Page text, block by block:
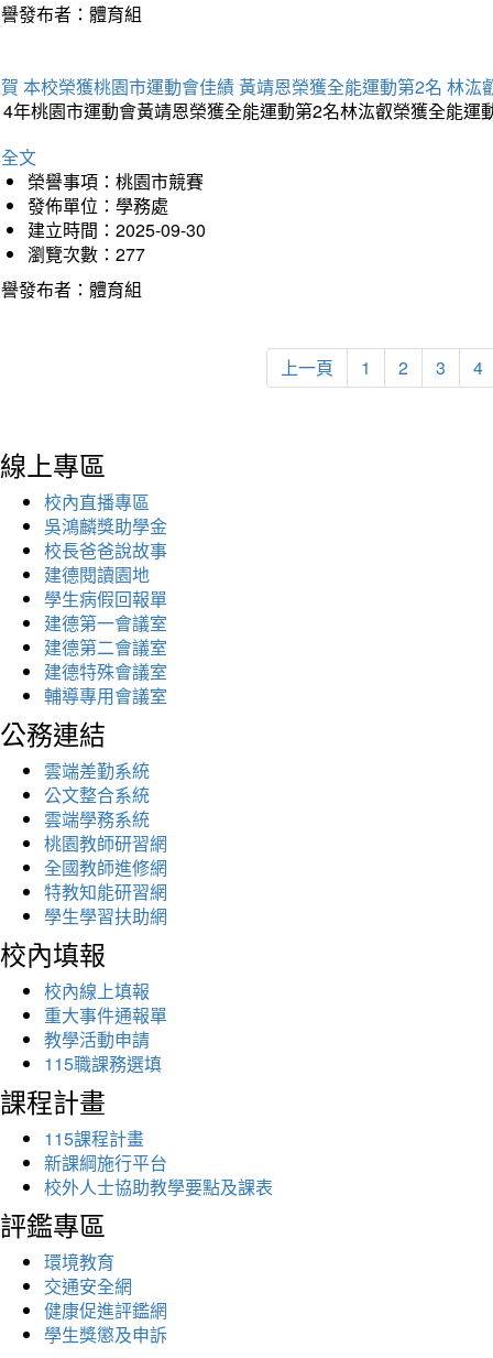
發布者：體育組
本校榮獲桃園市運動會佳績 黃靖恩榮獲全能運動第2名 林汯
年桃園市運動會黃靖恩榮獲全能運動第2名林汯叡榮獲全能運
文
榮譽事項：桃園市競賽
發佈單位：學務處
建立時間：2025-09-30
瀏覽次數：277
發布者：體育組
上一頁 1 2 3 4
線上專區
校內直播專區
吳鴻麟獎助學金
校長爸爸說故事
建德閱讀園地
學生病假回報單
建德第一會議室
建德第二會議室
建德特殊會議室
輔導專用會議室
公務連結
雲端差勤系統
公文整合系統
雲端學務系統
桃園教師研習網
全國教師進修網
特教知能研習網
學生學習扶助網
校內填報
校內線上填報
重大事件通報單
教學活動申請
115職課務選填
課程計畫
115課程計畫
新課綱施行平台
校外人士協助教學要點及課表
評鑑專區
環境教育
交通安全網
健康促進評鑑網
學生獎懲及申訴